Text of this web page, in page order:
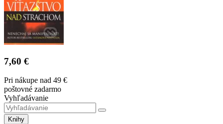
7,60 €
Pri nákupe nad 49 €
poštovné zadarmo
Vyhľadávanie
Knihy